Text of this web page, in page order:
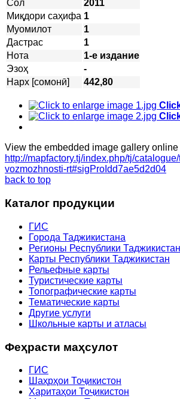
Сол
2011
Миқдори саҳифа 1
Муомилот
1
Дастрас
1
Нота
1-е издание
Эзоҳ
-
Нарх [сомонӣ]
442,80
View the embedded image gallery online
http://mapfactory.tj/index.php/tj/
vozmozhnosti-rt#sigProIdd7ae5d2d04
back to top
Каталог продукции
ГИС
Города Таджикистана
Регионы Республики Таджикистан
Карты Республики Таджикистан
Рельефные карты
Туристические карты
Топографические карты
Тематические карты
Другие услуги
Школьные карты и атласы
Феҳрасти маҳсулот
ГИС
Шаҳрҳои Тоҷикистон
Харитаҳои Тоҷикистон